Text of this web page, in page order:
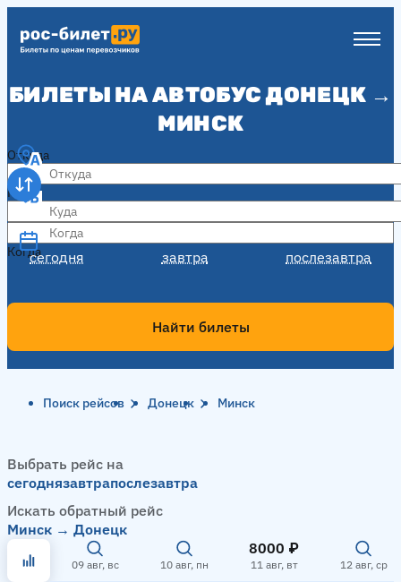
БИЛЕТЫ НА АВТОБУС ДОНЕЦК →
МИНСК
Откуда
Куда
Когда
сегодня завтра послезавтра
Когда
Найти билеты
Поиск рейсов Донецк Минск
Выбрать рейс на
сегоднязавтрапослезавтра
Искать обратный рейс
Минск → Донецк
09 авг, вс 10 авг, пн
8000 ₽
11 авг, вт 12 авг, ср